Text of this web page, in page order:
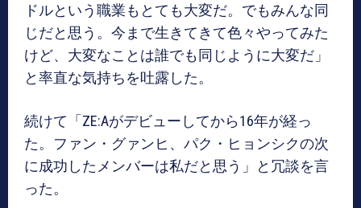
ドルという職業もとても大変だ。でもみんな同
じだと思う。今まで生きてきて色々やってみた
けど、大変なことは誰でも同じように大変だ」
と率直な気持ちを吐露した。
続けて「ZE:Aがデビューしてから16年が経っ
た。ファン・グァンヒ、パク・ヒョンシクの次
に成功したメンバーは私だと思う」と冗談を言
った。